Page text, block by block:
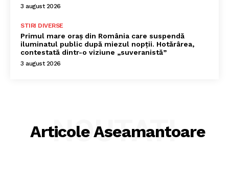
3 august 2026
STIRI DIVERSE
Primul mare oraș din România care suspendă
iluminatul public după miezul nopții. Hotărârea,
contestată dintr-o viziune „suveranistă”
3 august 2026
Articole Aseamantoare
NOUTATI